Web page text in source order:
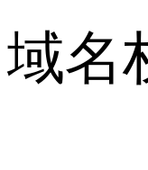
域名